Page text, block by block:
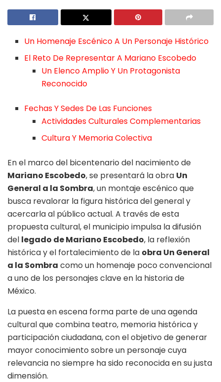
Un Homenaje Escénico A Un Personaje Histórico
El Reto De Representar A Mariano Escobedo
Un Elenco Amplio Y Un Protagonista
Reconocido
Fechas Y Sedes De Las Funciones
Actividades Culturales Complementarias
Cultura Y Memoria Colectiva
En el marco del bicentenario del nacimiento de
Mariano Escobedo, se presentará la obra Un
General a la Sombra, un montaje escénico que
busca revalorar la figura histórica del general y
acercarla al público actual. A través de esta
propuesta cultural, el municipio impulsa la difusión
del legado de Mariano Escobedo, la reflexión
histórica y el fortalecimiento de la obra Un General
a la Sombra como un homenaje poco convencional
a uno de los personajes clave en la historia de
México.
La puesta en escena forma parte de una agenda
cultural que combina teatro, memoria histórica y
participación ciudadana, con el objetivo de generar
mayor conocimiento sobre un personaje cuya
relevancia no siempre ha sido reconocida en su justa
dimensión.